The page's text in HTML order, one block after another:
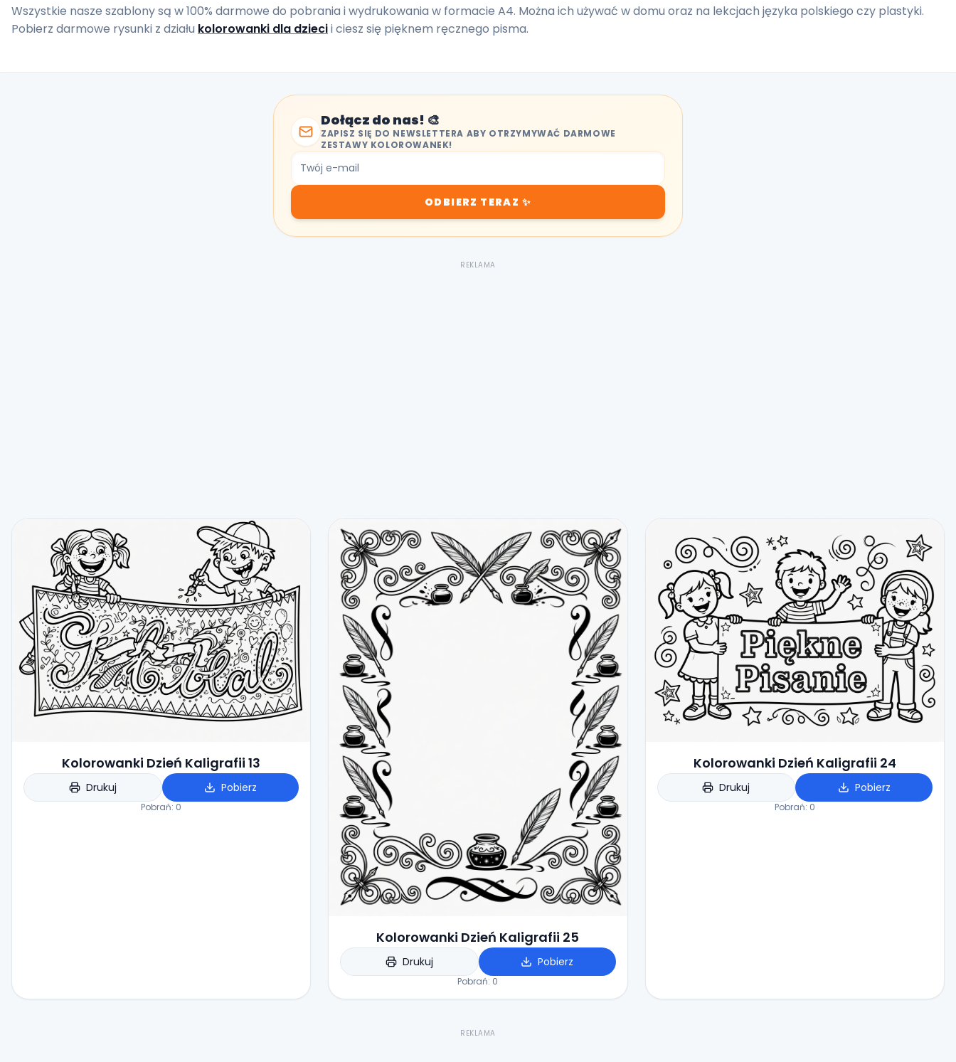
Wszystkie nasze szablony są w 100% darmowe do pobrania i wydrukowania w formacie A4. Można ich używać w domu oraz na lekcjach języka polskiego czy plastyki.
Pobierz darmowe rysunki z działu kolorowanki dla dziecii ciesz się pięknem ręcznego pisma.
Dołącz do nas! 🎨
ZAPISZ SIĘ DO NEWSLETTERA ABY OTRZYMYWAĆ DARMOWE
ZESTAWY KOLOROWANEK!
ODBIERZ TERAZ ✨
REKLAMA
Kolorowanki Dzień Kaligrafii 13
Drukuj Pobierz
Pobrań: 0
Kolorowanki Dzień Kaligrafii 25
Drukuj Pobierz
Pobrań: 0
Kolorowanki Dzień Kaligrafii 24
Drukuj Pobierz
Pobrań: 0
REKLAMA